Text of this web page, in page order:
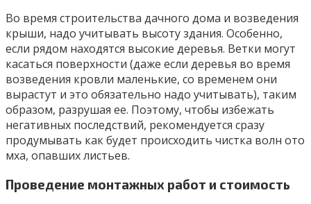
Во время строительства дачного дома и возведения
крыши, надо учитывать высоту здания. Особенно,
если рядом находятся высокие деревья. Ветки могут
касаться поверхности (даже если деревья во время
возведения кровли маленькие, со временем они
вырастут и это обязательно надо учитывать), таким
образом, разрушая ее. Поэтому, чтобы избежать
негативных последствий, рекомендуется сразу
продумывать как будет происходить чистка волн ото
мха, опавших листьев.
Проведение монтажных работ и стоимость